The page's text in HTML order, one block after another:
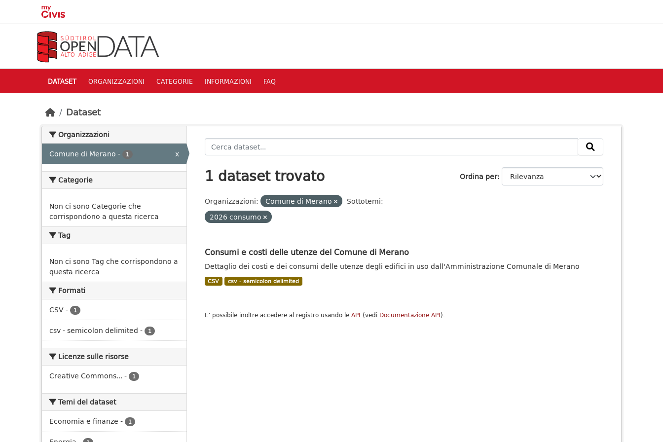
Skip to main content
DATASET ORGANIZZAZIONI CATEGORIE INFORMAZIONI FAQ
Dataset
Organizzazioni
Comune di Merano - 1 x
Categorie
Non ci sono Categorie che
corrispondono a questa ricerca
Tag
Non ci sono Tag che corrispondono a
questa ricerca
Formati
CSV- 1
csv - semicolon delimited - 1
Licenze sulle risorse
Creative Commons... - 1
Temi del dataset
Economia e finanze - 1
Ordina per
1 dataset trovato
Organizzazioni: Comune di Merano
Sottotemi:
2026 consumo
Consumi e costi delle utenze del Comune di Merano
Dettaglio dei costi e dei consumi delle utenze degli edifici in uso dall'Amministrazione Comunale di Merano
CSV csv - semicolon delimited
E' possibile inoltre accedere al registro usando le API (vedi Documentazione API).